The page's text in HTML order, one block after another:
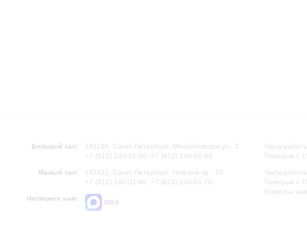
Большой зал:
191186, Санкт-Петербург, Михайловская ул., 2
+7 (812) 240-01-00, +7 (812) 240-01-80
Малый зал:
191011, Санкт-Петербург, Невский пр., 30
+7 (812) 240-01-00, +7 (812) 240-01-70
Напишите нам:
MAX
Часы
Перерыв с
Часы
Перерыв с
Вопросы